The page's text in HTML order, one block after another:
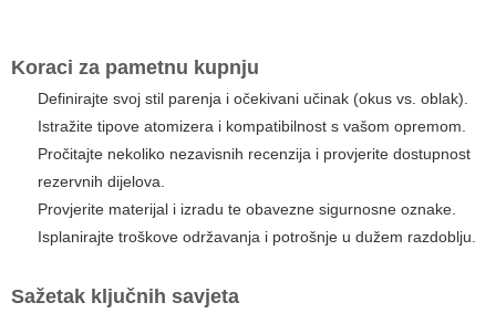
Koraci za pametnu kupnju
Definirajte svoj stil parenja i očekivani učinak (okus vs. oblak).
Istražite tipove atomizera i kompatibilnost s vašom opremom.
Pročitajte nekoliko nezavisnih recenzija i provjerite dostupnost
rezervnih dijelova.
Provjerite materijal i izradu te obavezne sigurnosne oznake.
Isplanirajte troškove održavanja i potrošnje u dužem razdoblju.
Sažetak ključnih savjeta